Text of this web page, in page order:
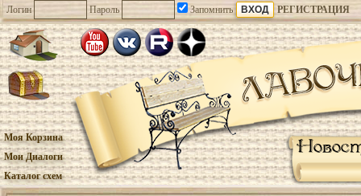
Логин Пароль Запомнить РЕГИСТРАЦИЯ
Моя Корзина
Мои Диалоги
Каталог схем